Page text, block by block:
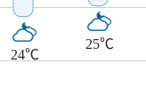
24℃
25℃